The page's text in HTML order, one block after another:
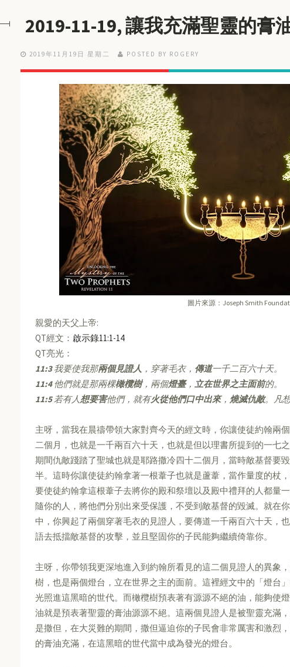
2019-11-19, 讓我充滿聖靈的膏
2019年11月19日 星期二 POSTED BY ROGERY
圖片來源：Joseph Smith
親愛的天父上帝:
QT經文： 啟示錄11:1-14
QT亮光：
11:3我要使我那兩個見證人 ，穿著毛衣， 傳道一千二百六十天。
11:4他們就是那兩棵橄欖樹，兩個燈臺， 立在世界之主面前的。
11:5若有人 想要害他們，就有火從他們口中出來， 燒滅仇敵。凡
主呀，當我在晨禱帶領大家對齊今天的經文時，你讓使徒約翰兩
二個月，也就是一千兩百六十天，也就是但以理書所提到的一七
期間仇敵踐踏了聖城也就是耶路撒冷四十二個月，當時敵基督要
半。這時你讓使徒約翰拿著一根葦子也就是蘆葦，當作量度的杖
要使徒約翰拿這根葦子去將你的殿和祭壇以及殿中禮拜的人都量
隨你的人，將他們分別出來受保護，不受到敵基督的毀滅。就在
中，你興起了兩個穿著毛衣的見證人，要傳道一千兩百六十天，
語去抵擋敵基督的攻擊，並且堅固你的子民能夠繼續倚靠你。
主呀，你帶領我更深地進入到約翰所看見的這二個見證人的異象
樹，也是兩個燈台，立在世界之主的面前。這裡經文中的「燈台
光照進這黑暗的世代。而橄欖樹預表著有源源不絕的油，能夠使
油就是預表著聖靈的膏油源源不絕。這兩個見證人是被聖靈充滿
是撒但，在大災難的期間，撒但逼迫你的子民會非常厲害和激烈
的膏油充滿，在這黑暗的世代當中成為發光的燈台。